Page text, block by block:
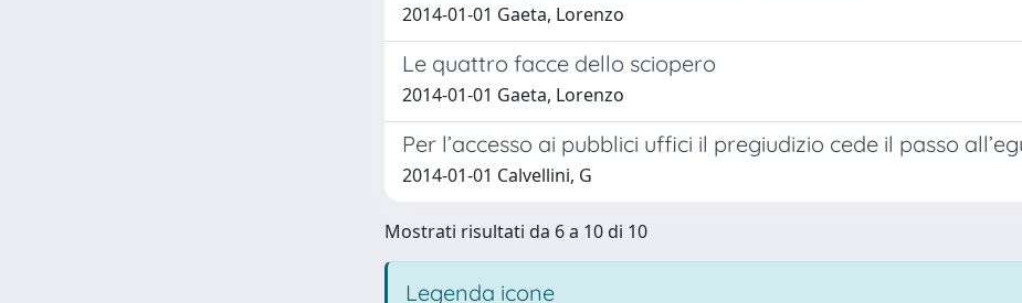
2014-01-01 Gaeta, Lorenzo
Le quattro facce dello sciopero
2014-01-01 Gaeta, Lorenzo
Per l’accesso ai pubblici uffici il pregiudizio cede il passo
2014-01-01 Calvellini, G
Mostrati risultati da 6 a 10 di 10
Legenda icone